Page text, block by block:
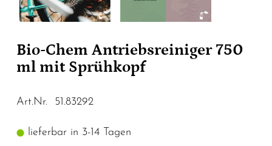
Bio-Chem Antriebsreiniger 750
ml mit Sprühkopf
Art.Nr. 51.83292
lieferbar in 3-14 Tagen